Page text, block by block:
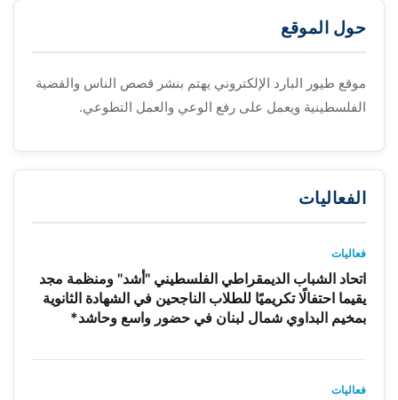
حول الموقع
موقع طيور البارد الإلكتروني يهتم بنشر قصص الناس والقضية
الفلسطينية ويعمل على رفع الوعي والعمل التطوعي.
الفعاليات
فعاليات
اتحاد الشباب الديمقراطي الفلسطيني "أشد" ومنظمة مجد
يقيما احتفالًا تكريميًا للطلاب الناجحين في الشهادة الثانوية
بمخيم البداوي شمال لبنان في حضور واسع وحاشد*
فعاليات